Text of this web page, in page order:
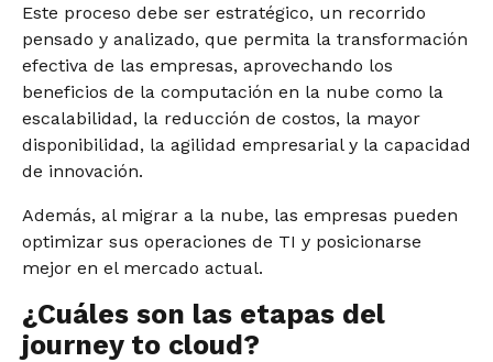
Este proceso debe ser estratégico, un recorrido
pensado y analizado, que permita la transformación
efectiva de las empresas, aprovechando los
beneficios de la computación en la nube como la
escalabilidad, la reducción de costos, la mayor
disponibilidad, la agilidad empresarial y la capacidad
de innovación.
Además, al migrar a la nube, las empresas pueden
optimizar sus operaciones de TI y posicionarse
mejor en el mercado actual.
¿Cuáles son las etapas del
journey to cloud?